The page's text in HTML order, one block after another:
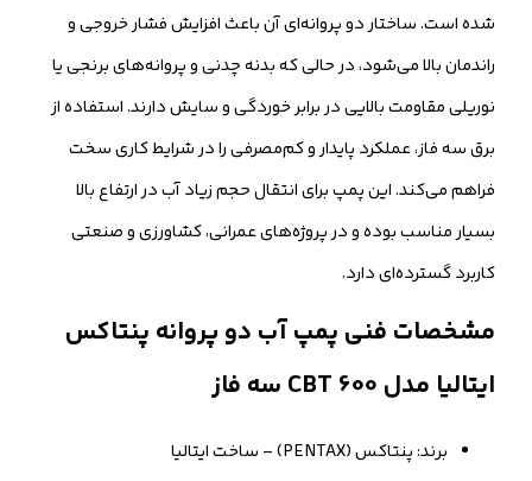
شده است. ساختار دو پروانه‌ای آن باعث افزایش فشار خروجی و
راندمان بالا می‌شود، در حالی که بدنه چدنی و پروانه‌های برنجی یا
نوریلی مقاومت بالایی در برابر خوردگی و سایش دارند. استفاده از
برق سه فاز، عملکرد پایدار و کم‌مصرفی را در شرایط کاری سخت
فراهم می‌کند. این پمپ برای انتقال حجم زیاد آب در ارتفاع بالا
بسیار مناسب بوده و در پروژه‌های عمرانی، کشاورزی و صنعتی
کاربرد گسترده‌ای دارد.
مشخصات فنی پمپ آب دو پروانه پنتاکس
ایتالیا مدل CBT 600 سه فاز
برند: پنتاکس (PENTAX) – ساخت ایتالیا